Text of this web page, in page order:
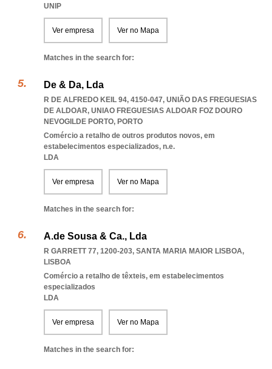
UNIP
Ver empresa Ver no Mapa
Matches in the search for:
De & Da, Lda
R DE ALFREDO KEIL 94, 4150-047, UNIÃO DAS FREGUESIAS
DE ALDOAR, UNIAO FREGUESIAS ALDOAR FOZ DOURO
NEVOGILDE PORTO, PORTO
Comércio a retalho de outros produtos novos, em
estabelecimentos especializados, n.e.
LDA
Ver empresa Ver no Mapa
Matches in the search for:
A.de Sousa & Ca., Lda
R GARRETT 77, 1200-203, SANTA MARIA MAIOR LISBOA,
LISBOA
Comércio a retalho de têxteis, em estabelecimentos
especializados
LDA
Ver empresa Ver no Mapa
Matches in the search for: